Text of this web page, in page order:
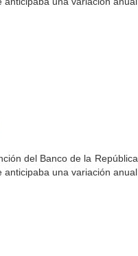
del Banco de la República
una variación anual